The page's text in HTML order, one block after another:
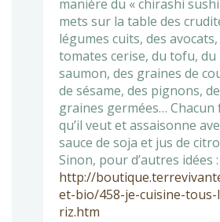
manière du « chirashi sushi
mets sur la table des
légumes cuits, des avocats,
tomates cerise, du tofu, du
saumon, des graines de
de sésame, des pignons,
graines germées… Chacun
qu’il veut et assaisonne
sauce de soja et jus de
Sinon, pour d’autres idées :
http://
et-bio/458-je-cuisine-tous-
riz.htm